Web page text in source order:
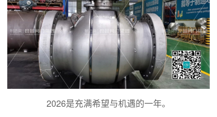
2026是充满希望与机遇的一年。